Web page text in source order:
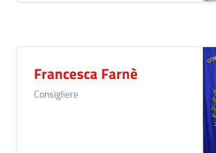
Francesca Farnè
Consigliere